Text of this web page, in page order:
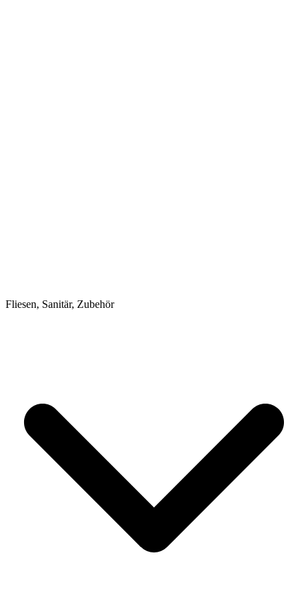
Fliesen, Sanitär, Zubehör